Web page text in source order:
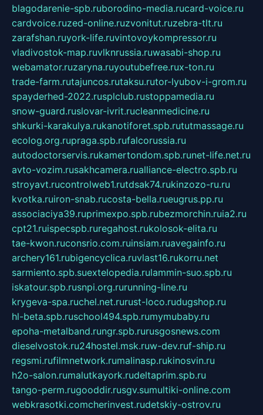
blagodarenie-spb.ruborodino-media.rucard-voice.ru
cardvoice.ruzed-online.ruzvonitut.ruzebra-tlt.ru
zarafshan.ruyork-life.ruvintovoykompressor.ru
vladivostok-map.ruvlknrussia.ruwasabi-shop.ru
webamator.ruzaryna.ruyoutubefree.rux-ton.ru
trade-farm.rutajuncos.rutaksu.rutor-lyubov-i-grom.ru
spayderhed-2022.rusplclub.rustoppamedia.ru
snow-guard.ruslovar-ivrit.rucleanmedicine.ru
shkurki-karakulya.rukanotiforet.spb.rututmassage.ru
ecolog.org.rupraga.spb.rufalcorussia.ru
autodoctorservis.rukamertondom.spb.runet-life.net.ru
avto-vozim.rusakhcamera.rualliance-electro.spb.ru
stroyavt.rucontrolweb1.rutdsak74.rukinzozo-ru.ru
kvotka.ruiron-snab.rucosta-bella.rueugrus.pp.ru
associaciya39.ruprimexpo.spb.rubezmorchin.ruia2.ru
cpt21.ruispecspb.ruregahost.rukolosok-elita.ru
tae-kwon.ruconsrio.com.ruinsiam.ruavegainfo.ru
archery161.rubigencyclica.ruvlast16.rukorru.net
sarmiento.spb.suextelopedia.rulammin-suo.spb.ru
iskatour.spb.rusnpi.org.rurunning-line.ru
krygeva-spa.ruchel.net.rurust-loco.rudugshop.ru
hl-beta.spb.ruschool494.spb.rumymubaby.ru
epoha-metalband.rungr.spb.rurusgosnews.com
dieselvostok.ru24hostel.msk.ruw-dev.ruf-ship.ru
regsmi.rufilmnetwork.rumalinasp.rukinosvin.ru
h2o-salon.rumalutkayork.rudeltaprim.spb.ru
tango-perm.rugooddir.rusgv.sumultiki-online.com
webkrasotki.comcherinvest.rudetskiy-ostrov.ru